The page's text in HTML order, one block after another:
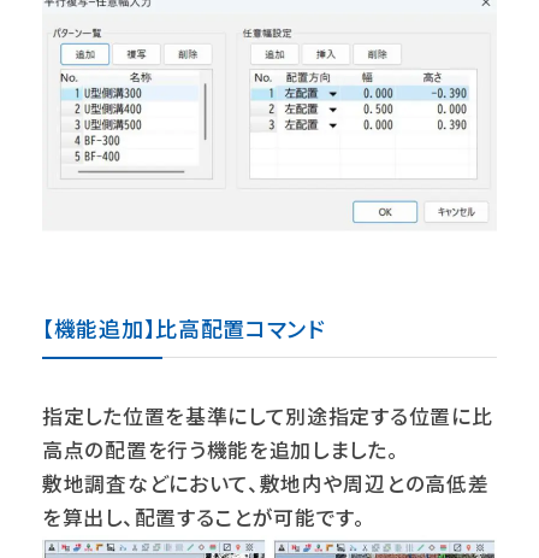
【機能追加】比高配置コマンド
指定した位置を基準にして別途指定する位置に比
高点の配置を行う機能を追加しました。
敷地調査などにおいて、敷地内や周辺との高低差
を算出し、配置することが可能です。